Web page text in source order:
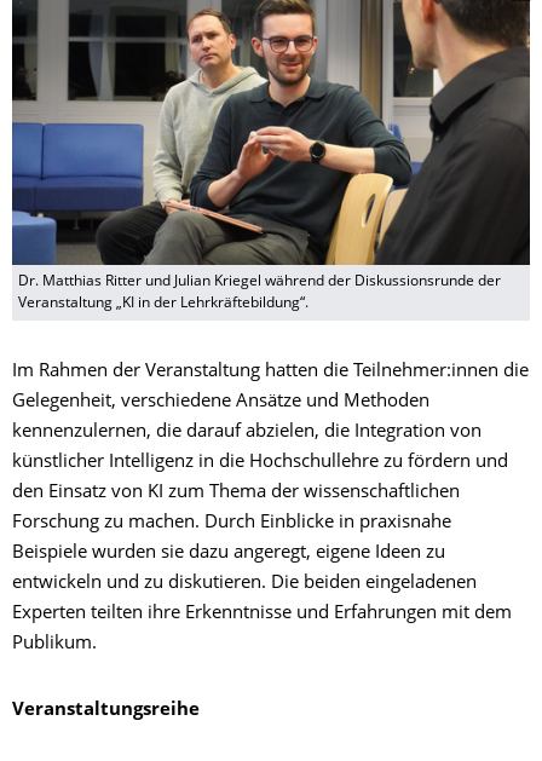
Dr. Matthias Ritter und Julian Kriegel während der Diskussionsrunde der
Veranstaltung „KI in der Lehrkräftebildung“.
Im Rahmen der Veranstaltung hatten die Teilnehmer:innen die
Gelegenheit, verschiedene Ansätze und Methoden
kennenzulernen, die darauf abzielen, die Integration von
künstlicher Intelligenz in die Hochschullehre zu fördern und
den Einsatz von KI zum Thema der wissenschaftlichen
Forschung zu machen. Durch Einblicke in praxisnahe
Beispiele wurden sie dazu angeregt, eigene Ideen zu
entwickeln und zu diskutieren. Die beiden eingeladenen
Experten teilten ihre Erkenntnisse und Erfahrungen mit dem
Publikum.
Veranstaltungsreihe